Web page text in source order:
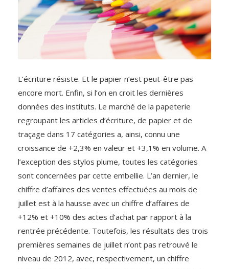
L’écriture résiste. Et le papier n’est peut-être pas
encore mort. Enfin, si l’on en croit les dernières
données des instituts. Le marché de la papeterie
regroupant les articles d’écriture, de papier et de
traçage dans 17 catégories a, ainsi, connu une
croissance de +2,3% en valeur et +3,1% en volume. A
l’exception des stylos plume, toutes les catégories
sont concernées par cette embellie. L’an dernier, le
chiffre d’affaires des ventes effectuées au mois de
juillet est à la hausse avec un chiffre d’affaires de
+12% et +10% des actes d’achat par rapport à la
rentrée précédente. Toutefois, les résultats des trois
premières semaines de juillet n’ont pas retrouvé le
niveau de 2012, avec, respectivement, un chiffre